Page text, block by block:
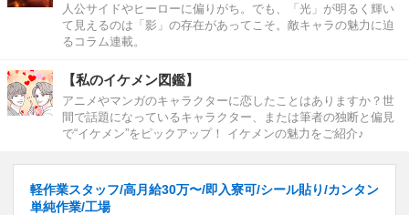
人公サイドやヒーローに偏りがち。でも、「光」が明るく輝い
て見えるのは「影」の存在があってこそ。敵キャラの魅力に迫
るコラム連載。
【私のイケメン図鑑】
アニメやマンガのキャラクターに恋したことはありますか？世
間で話題になっているキャラクター、または筆者の独断と偏見
で“イケメン”をピックアップ！ イケメンの魅力をご紹介♪
軽作業スタッフ/高月給30万〜/即入寮可/シール貼り/カンタン
単純作業/工場